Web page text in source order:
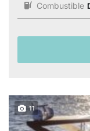
Combustible
11